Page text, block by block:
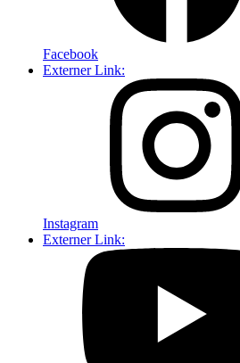
Facebook
Externer Link:
Instagram
Externer Link: